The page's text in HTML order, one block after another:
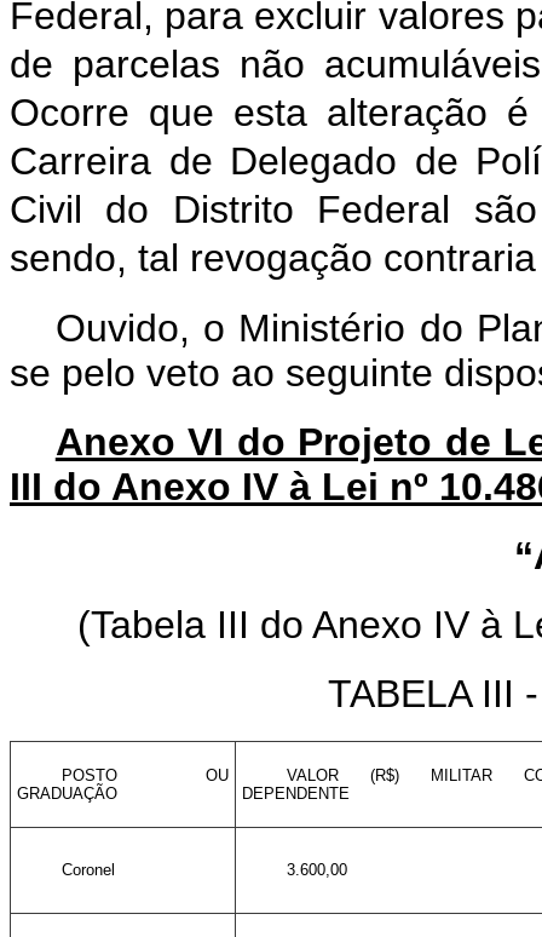
Federal, para excluir valores
de parcelas não
Ocorre que esta alteração
Carreira de Delegado de
Civil do Distrito Federal
sendo, tal revogação
Ouvido, o Ministério do
se pelo veto ao seguinte
Anexo VI do Projeto de
III do Anexo IV à Lei nº
(Tabela III do Anexo IV à
TABELA III
POSTO OU
GRADUAÇÃO
VALOR (R$) MILITAR
DEPENDENTE
Coronel 3.600,00